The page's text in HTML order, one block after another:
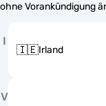
ohne Vorankündigung
I
🇮🇪Irland
V